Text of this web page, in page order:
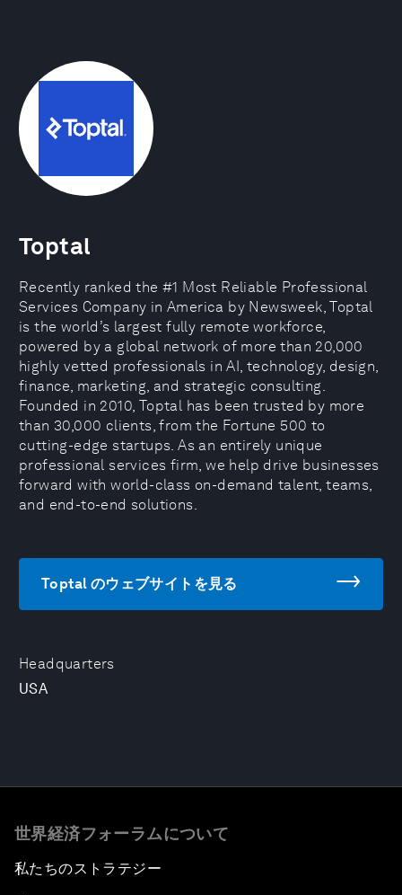
Headquarters
USA
Toptal
Recently ranked the #1 Most Reliable Professional
Services Company in America by Newsweek, Toptal
is the world’s largest fully remote workforce,
powered by a global network of more than 20,000
highly vetted professionals in AI, technology, design,
finance, marketing, and strategic consulting.
Founded in 2010, Toptal has been trusted by more
than 30,000 clients, from the Fortune 500 to
cutting-edge startups. As an entirely unique
professional services firm, we help drive businesses
forward with world-class on-demand talent, teams,
and end-to-end solutions.
Toptal のウェブサイトを見る
世界経済フォーラムについて
私たちのストラテジー